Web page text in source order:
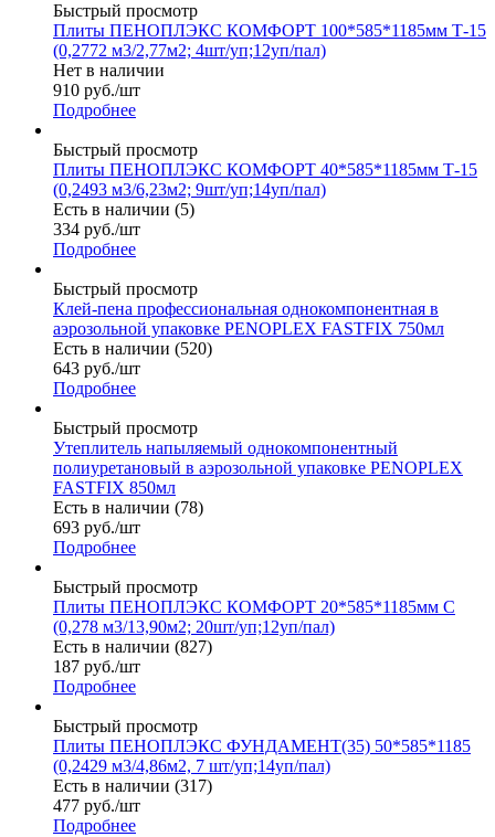
Быстрый просмотр
Плиты ПЕНОПЛЭКС КОМФОРТ 100*585*1185мм Т-15
(0,2772 м3/2,77м2; 4шт/уп;12уп/пал)
Нет в наличии
910 руб./шт
Подробнее
Быстрый просмотр
Плиты ПЕНОПЛЭКС КОМФОРТ 40*585*1185мм Т-15
(0,2493 м3/6,23м2; 9шт/уп;14уп/пал)
Есть в наличии (5)
334 руб./шт
Подробнее
Быстрый просмотр
Клей-пена профессиональная однокомпонентная в
аэрозольной упаковке PENOPLEX FASTFIX 750мл
Есть в наличии (520)
643 руб./шт
Подробнее
Быстрый просмотр
Утеплитель напыляемый однокомпонентный
полиуретановый в аэрозольной упаковке PENOPLEX
FASTFIX 850мл
Есть в наличии (78)
693 руб./шт
Подробнее
Быстрый просмотр
Плиты ПЕНОПЛЭКС КОМФОРТ 20*585*1185мм С
(0,278 м3/13,90м2; 20шт/уп;12уп/пал)
Есть в наличии (827)
187 руб./шт
Подробнее
Быстрый просмотр
Плиты ПЕНОПЛЭКС ФУНДАМЕНТ(35) 50*585*1185
(0,2429 м3/4,86м2, 7 шт/уп;14уп/пал)
Есть в наличии (317)
477 руб./шт
Подробнее